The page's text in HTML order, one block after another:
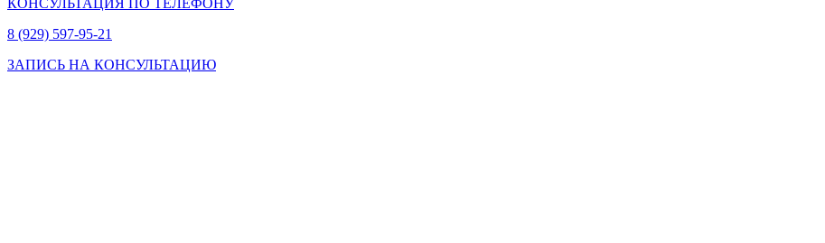
КОНСУЛЬТАЦИЯ ПО ТЕЛЕФОНУ
8 (929) 597-95-21
ЗАПИСЬ НА КОНСУЛЬТАЦИЮ